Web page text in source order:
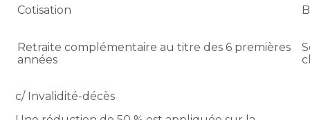
Cotisation
Retraite complémentaire au titre des 6 premières
années
c/ Invalidité-décès